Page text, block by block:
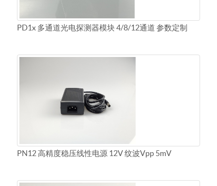
PD1x 多通道光电探测器模块 4/8/12通道 参数定制
PN12 高精度稳压线性电源 12V 纹波Vpp 5mV